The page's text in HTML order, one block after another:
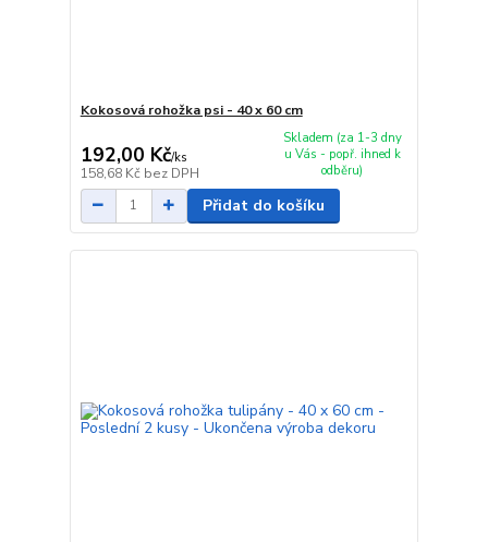
Kokosová rohožka psi - 40 x 60 cm
192,00 Kč/ks
158,68 Kč bez DPH
Skladem (za 1-3 dny
u Vás - popř. ihned k
odběru)
Přidat do košíku